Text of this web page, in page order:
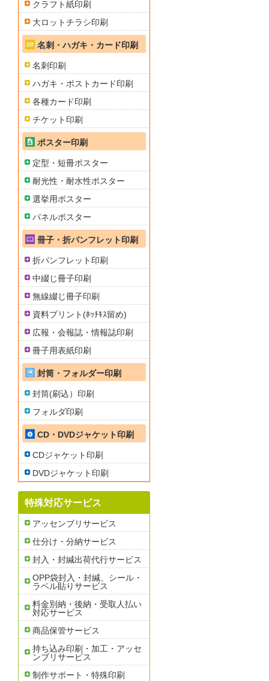
クラフト紙印刷
大ロットチラシ印刷
名刺・ハガキ・カード印刷
名刺印刷
ハガキ・ポストカード印刷
各種カード印刷
チケット印刷
ポスター印刷
定型・短冊ポスター
耐光性・耐水性ポスター
選挙用ポスター
パネルポスター
冊子・折パンフレット印刷
折パンフレット印刷
中綴じ冊子印刷
無線綴じ冊子印刷
資料プリント(ﾎｯﾁｷｽ留め)
広報・会報誌・情報誌印刷
冊子用表紙印刷
封筒・フォルダー印刷
封筒(刷込）印刷
フォルダ印刷
CD・DVDジャケット印刷
CDジャケット印刷
DVDジャケット印刷
特殊対応サービス
アッセンブリサービス
仕分け・分納サービス
封入・封緘出荷代行サービス
OPP袋封入・封緘、シール・
ラベル貼りサービス
料金別納・後納・受取人払い
対応サービス
商品保管サービス
持ち込み印刷・加工・アッセ
ンブリサービス
制作サポート・特殊印刷